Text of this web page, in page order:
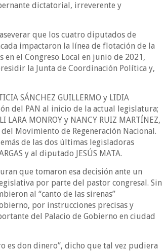
dictatorial, irreverente y
que los cuatro diputados de
impactaron la línea de flotación de la
en el Congreso Local en junio de 2021,
la Junta de Coordinación Política y,
SÁNCHEZ GUILLERMO y LIDIA
del PAN al inicio de la actual legislatura;
MONROY y NANCY RUIZ MARTÍNEZ,
Movimiento de Regeneración Nacional.
de las dos últimas legisladoras
y al diputado JESÚS MATA.
que tomaron esa decisión ante un
por parte del pastor congresal. Sin
al “canto de las sirenas”
por instrucciones precisas y
del Palacio de Gobierno en ciudad
es don dinero”, dicho que tal vez pudiera